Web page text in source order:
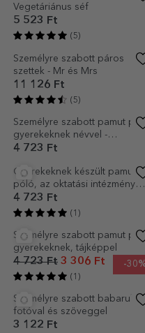
Személyre szabott pamut póló
gyerekeknek szöveggel -
Kendama Football
4 723 Ft
Vegetáriánus séf
5 523 Ft
(5)